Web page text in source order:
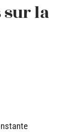
sur la